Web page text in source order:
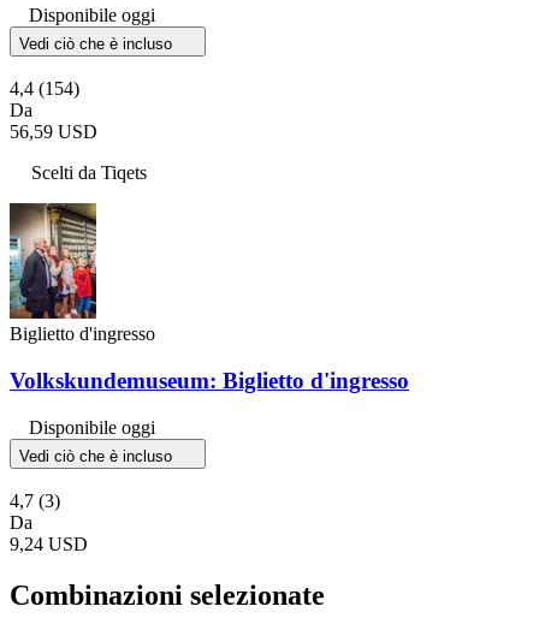
Disponibile oggi
Vedi ciò che è incluso
4,4 (154)
Da
56,59 USD
Scelti da Tiqets
Biglietto d'ingresso
Volkskundemuseum: Biglietto d'ingresso
Disponibile oggi
Vedi ciò che è incluso
4,7 (3)
Da
9,24 USD
Combinazioni selezionate